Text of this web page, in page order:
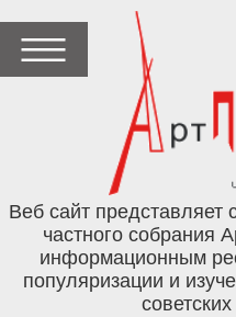
Веб сайт представляет
частного собрания
информационным
популяризации и